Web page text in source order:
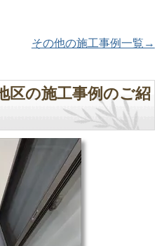
その他の施工事例一覧→
区の施工事例のご紹